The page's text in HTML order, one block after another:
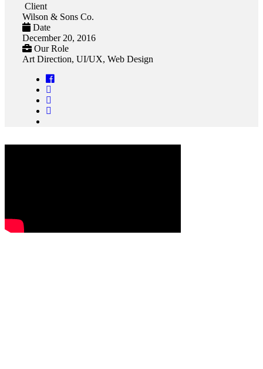
Client
Wilson & Sons Co.
Date
December 20, 2016
Our Role
Art Direction, UI/UX, Web Design